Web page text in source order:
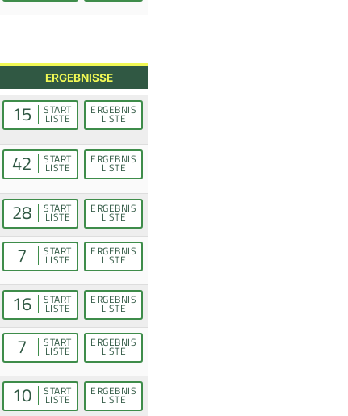
ERGEBNISSE
15 START
LISTE
ERGEBNIS
LISTE
42 START
LISTE
ERGEBNIS
LISTE
28 START
LISTE
ERGEBNIS
LISTE
7 START
LISTE
ERGEBNIS
LISTE
16 START
LISTE
ERGEBNIS
LISTE
7 START
LISTE
ERGEBNIS
LISTE
10 START
LISTE
ERGEBNIS
LISTE